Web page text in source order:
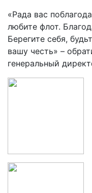
«Рада вас
любите флот.
Берегите себя,
вашу честь» –
генеральный